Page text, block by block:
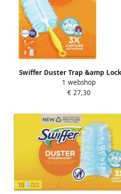
Swiffer Duster Trap &amp
Handvat + 3 Navullingen )
1 webshop
€ 27,30